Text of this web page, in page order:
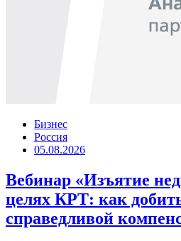
Бизнес
Россия
05.08.2026
Вебинар «Изъятие
целях КРТ: как
справедливой